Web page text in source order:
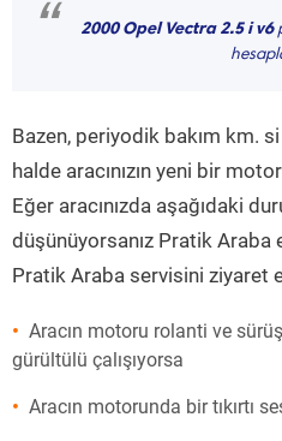
“ 2000 Opel Vectra 2.5 i v6
Bazen, periyodik bakım km.
halde aracınızın yeni bir
Eğer aracınızda aşağıdaki
düşünüyorsanız Pratik Araba
Pratik Araba servisini ziyaret
Aracın motoru rolanti ve
gürültülü çalışıyorsa
Aracın motorunda bir tıkırtı